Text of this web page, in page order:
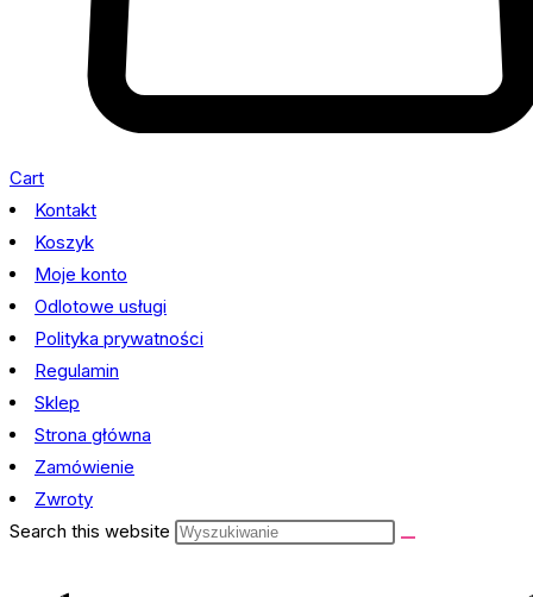
Cart
Kontakt
Koszyk
Moje konto
Odlotowe usługi
Polityka prywatności
Regulamin
Sklep
Strona główna
Zamówienie
Zwroty
Search this website